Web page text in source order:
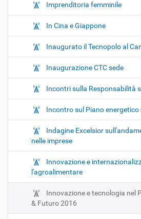
Imprenditoria femminile
In Cina e Giappone
Inaugurato il Tecnopolo al
Inaugurazione CTC sede
Incontri sulla Responsabilità
Incontro sul Piano energetico
Indagine Excelsior
nelle imprese
Innovazione e
l'agroalimentare
Innovazione e tecnologia nel
& Futuro 2016